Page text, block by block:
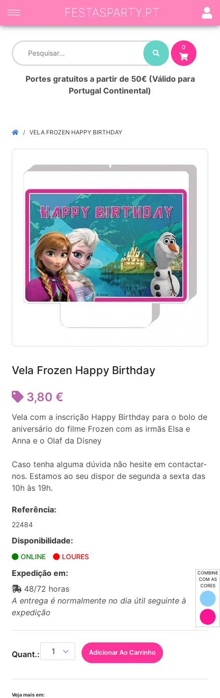
COMBINE
COM AS
CORES
0
Portes gratuitos a partir de 50€ (Válido para
Portugal Continental)
FESTASPARTY.PT
VELA FROZEN HAPPY BIRTHDAY
Vela Frozen Happy Birthday
3,80 €
Vela com a inscrição Happy Birthday para o bolo de
aniversário do filme Frozen com as irmãs Elsa e
Anna e o Olaf da Disney
Caso tenha alguma dúvida não hesite em contactar-
nos. Estamos ao seu dispor de segunda a sexta das
10h às 19h.
Referência:
22484
Disponibilidade:
ONLINE LOURES
Expedição em:
48/72 horas
A entrega é normalmente no dia útil seguinte à
expedição
Quant.: Adicionar Ao Carrinho
Veja mais em: